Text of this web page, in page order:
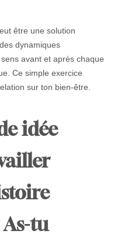
être une solution
dynamiques
avant et après chaque
Ce simple exercice
sur ton bien-être.
idée
tu